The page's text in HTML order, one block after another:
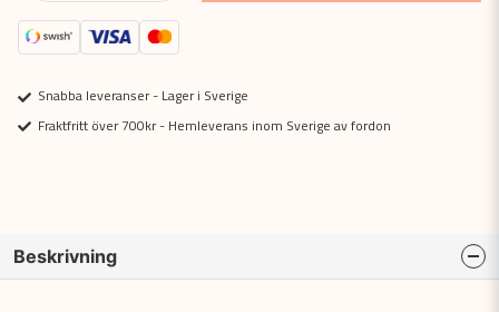
Snabba leveranser - Lager i Sverige
Fraktfritt över 700kr - Hemleverans inom Sverige av fordon
Beskrivning